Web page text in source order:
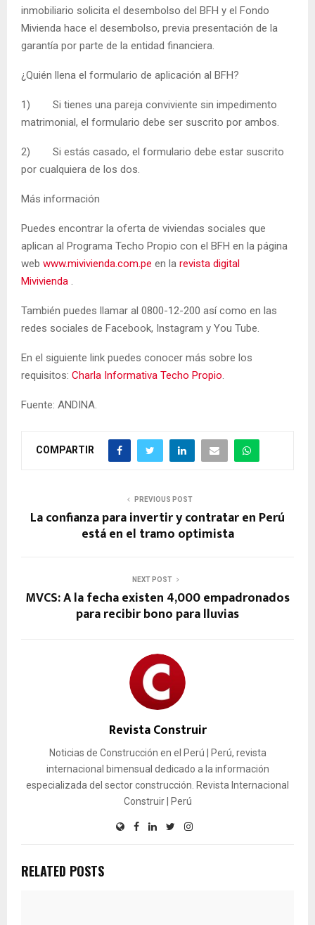
inmobiliario solicita el desembolso del BFH y el Fondo
Mivienda hace el desembolso, previa presentación de la
garantía por parte de la entidad financiera.
¿Quién llena el formulario de aplicación al BFH?
1) Si tienes una pareja conviviente sin impedimento
matrimonial, el formulario debe ser suscrito por ambos.
2) Si estás casado, el formulario debe estar suscrito
por cualquiera de los dos.
Más información
Puedes encontrar la oferta de viviendas sociales que
aplican al Programa Techo Propio con el BFH en la página
web www.mivivienda.com.pe en la revista digital
Mivivienda .
También puedes llamar al 0800-12-200 así como en las
redes sociales de Facebook, Instagram y You Tube.
En el siguiente link puedes conocer más sobre los
requisitos: Charla Informativa Techo Propio.
Fuente: ANDINA.
COMPARTIR
PREVIOUS POST
La confianza para invertir y contratar en Perú
está en el tramo optimista
NEXT POST
MVCS: A la fecha existen 4,000 empadronados
para recibir bono para lluvias
Revista Construir
Noticias de Construcción en el Perú | Perú, revista
internacional bimensual dedicado a la información
especializada del sector construcción. Revista Internacional
Construir | Perú
RELATED POSTS